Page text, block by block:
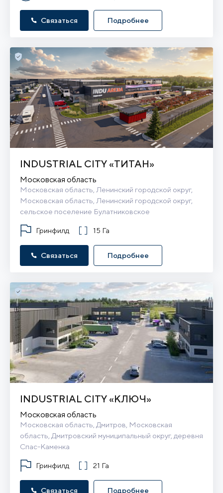
Связаться Подробнее
INDUSTRIAL CITY «ТИТАН»
Московская область
Московская область, Ленинский городской округ,
Московская область, Ленинский городской округ,
сельское поселение Булатниковское
Гринфилд 15 Га
Связаться Подробнее
INDUSTRIAL CITY «КЛЮЧ»
Московская область
Московская область, Дмитров, Московская
область, Дмитровский муниципальный округ, деревня
Спас-Каменка
Гринфилд 21 Га
Связаться Подробнее